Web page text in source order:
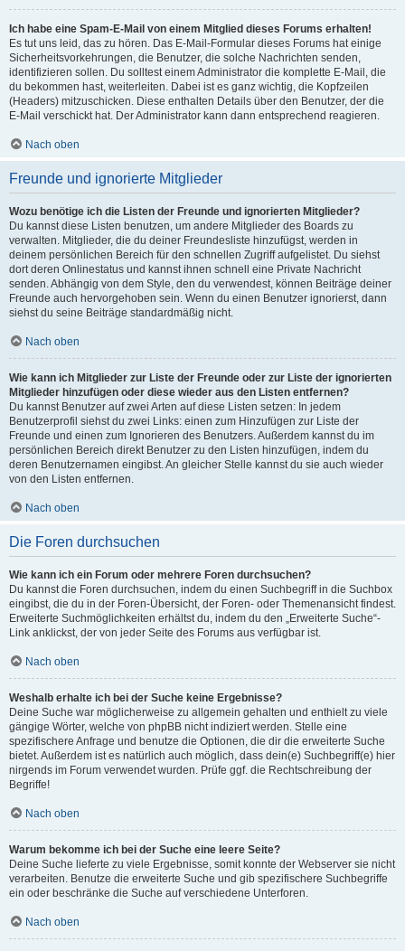
Ich habe eine Spam-E-Mail von einem Mitglied dieses Forums erhalten!
Es tut uns leid, das zu hören. Das E-Mail-Formular dieses Forums hat einige
Sicherheitsvorkehrungen, die Benutzer, die solche Nachrichten senden,
identifizieren sollen. Du solltest einem Administrator die komplette E-Mail, die
du bekommen hast, weiterleiten. Dabei ist es ganz wichtig, die Kopfzeilen
(Headers) mitzuschicken. Diese enthalten Details über den Benutzer, der die
E-Mail verschickt hat. Der Administrator kann dann entsprechend reagieren.
Nach oben
Freunde und ignorierte Mitglieder
Wozu benötige ich die Listen der Freunde und ignorierten Mitglieder?
Du kannst diese Listen benutzen, um andere Mitglieder des Boards zu
verwalten. Mitglieder, die du deiner Freundesliste hinzufügst, werden in
deinem persönlichen Bereich für den schnellen Zugriff aufgelistet. Du siehst
dort deren Onlinestatus und kannst ihnen schnell eine Private Nachricht
senden. Abhängig von dem Style, den du verwendest, können Beiträge deiner
Freunde auch hervorgehoben sein. Wenn du einen Benutzer ignorierst, dann
siehst du seine Beiträge standardmäßig nicht.
Nach oben
Wie kann ich Mitglieder zur Liste der Freunde oder zur Liste der ignorierten
Mitglieder hinzufügen oder diese wieder aus den Listen entfernen?
Du kannst Benutzer auf zwei Arten auf diese Listen setzen: In jedem
Benutzerprofil siehst du zwei Links: einen zum Hinzufügen zur Liste der
Freunde und einen zum Ignorieren des Benutzers. Außerdem kannst du im
persönlichen Bereich direkt Benutzer zu den Listen hinzufügen, indem du
deren Benutzernamen eingibst. An gleicher Stelle kannst du sie auch wieder
von den Listen entfernen.
Nach oben
Die Foren durchsuchen
Wie kann ich ein Forum oder mehrere Foren durchsuchen?
Du kannst die Foren durchsuchen, indem du einen Suchbegriff in die Suchbox
eingibst, die du in der Foren-Übersicht, der Foren- oder Themenansicht findest.
Erweiterte Suchmöglichkeiten erhältst du, indem du den „Erweiterte Suche“-
Link anklickst, der von jeder Seite des Forums aus verfügbar ist.
Nach oben
Weshalb erhalte ich bei der Suche keine Ergebnisse?
Deine Suche war möglicherweise zu allgemein gehalten und enthielt zu viele
gängige Wörter, welche von phpBB nicht indiziert werden. Stelle eine
spezifischere Anfrage und benutze die Optionen, die dir die erweiterte Suche
bietet. Außerdem ist es natürlich auch möglich, dass dein(e) Suchbegriff(e) hier
nirgends im Forum verwendet wurden. Prüfe ggf. die Rechtschreibung der
Begriffe!
Nach oben
Warum bekomme ich bei der Suche eine leere Seite?
Deine Suche lieferte zu viele Ergebnisse, somit konnte der Webserver sie nicht
verarbeiten. Benutze die erweiterte Suche und gib spezifischere Suchbegriffe
ein oder beschränke die Suche auf verschiedene Unterforen.
Nach oben